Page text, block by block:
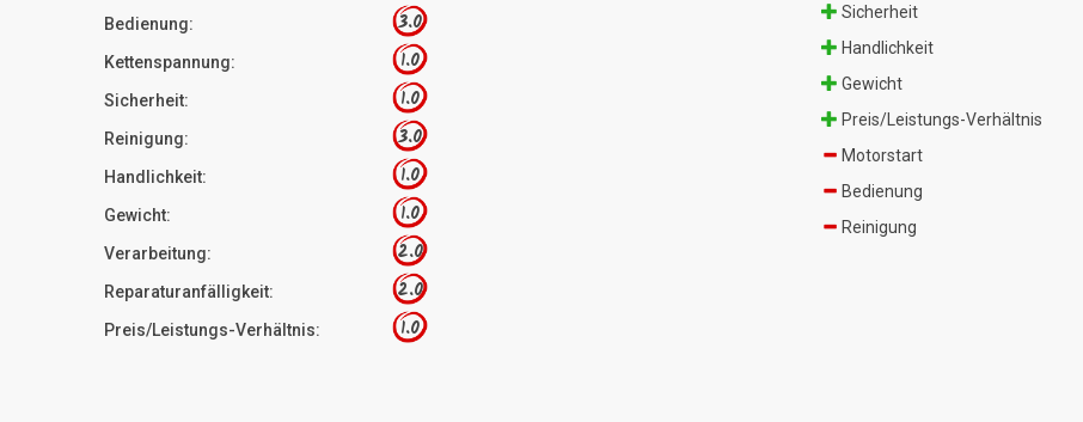
Bedienung: 3.0
Kettenspannung: 1.0
Sicherheit: 1.0
Reinigung: 3.0
Handlichkeit: 1.0
Gewicht: 1.0
Verarbeitung: 2.0
Reparaturanfälligkeit: 2.0
Preis/Leistungs-Verhältnis: 1.0
Sicherheit
Handlichkeit
Gewicht
Preis/Leistungs-Verhältnis
Motorstart
Bedienung
Reinigung